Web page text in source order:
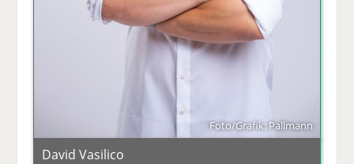
Foto/Grafik: Pallmann
David Vasilico